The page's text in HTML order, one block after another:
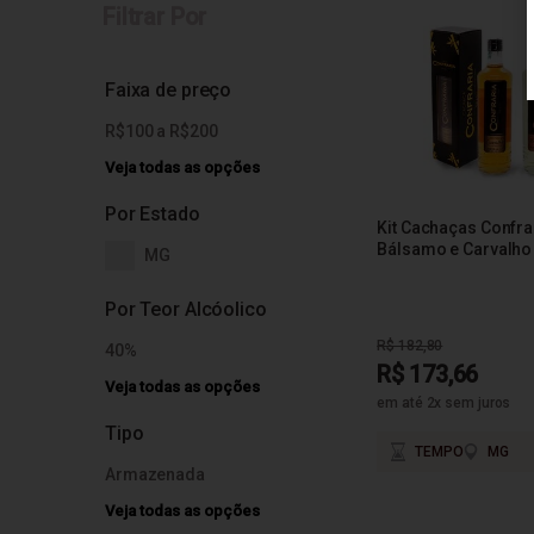
Por Estado
MG
Por Teor Alcóolico
40%
Veja todas as opções
Tipo
Armazenada
Veja todas as opções
Faixa de preço
R$100 a R$200
Veja todas as opções
Kit Cachaças
Bálsamo e Carvalho
R$ 182,80
R$ 173,66
em até 2x sem juros
TEMPO MG